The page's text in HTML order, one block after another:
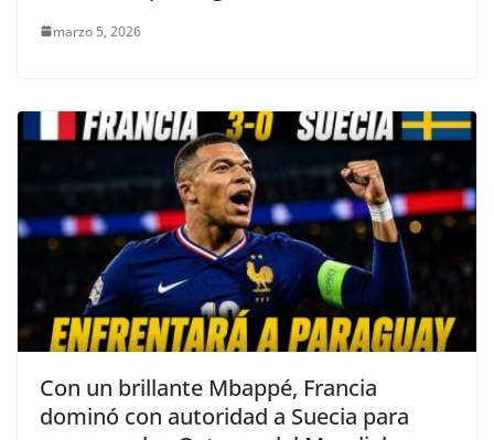
marzo 5, 2026
Con un brillante Mbappé, Francia
dominó con autoridad a Suecia para